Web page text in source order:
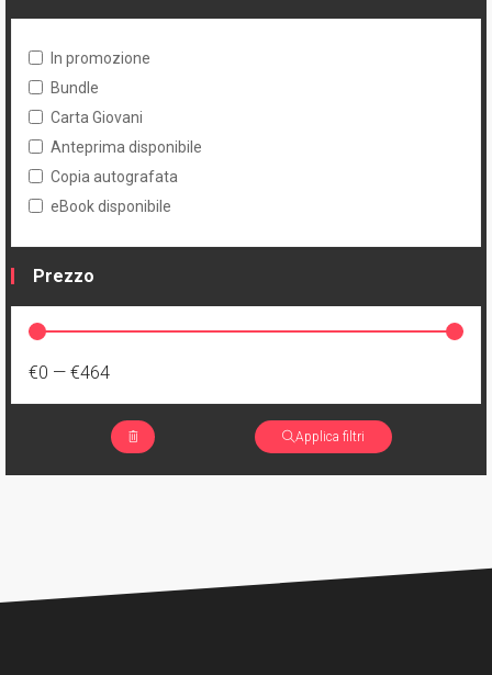
In promozione
Bundle
Carta Giovani
Anteprima disponibile
Copia autografata
eBook disponibile
Prezzo
€0 — €464
Applica filtri